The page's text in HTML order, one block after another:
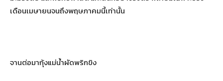
เดือนเมษายนจนถึงพฤษภาคมนี้เท่านั้น
จานต่อมากุ้งแม่น้ำผัดพริกขิง